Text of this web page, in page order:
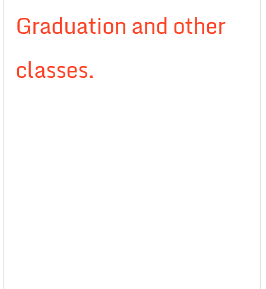
Graduation and other
classes.